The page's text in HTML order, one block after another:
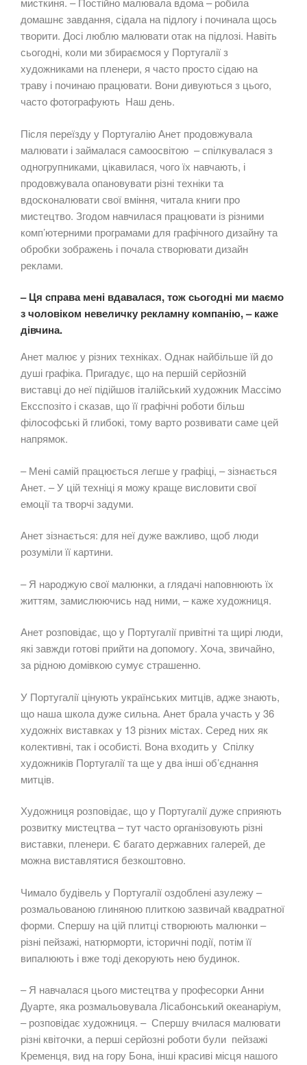
домашнє завдання, сідала на підлогу і починала щось
творити. Досі люблю малювати отак на підлозі. Навіть
сьогодні, коли ми збираємося у Португалії з
художниками на пленери, я часто просто сідаю на
траву і починаю працювати. Вони дивуються з цього,
часто фотографують Наш день.
Після переїзду у Португалію Анет продовжувала
малювати і займалася самоосвітою – спілкувалася з
одногрупниками, цікавилася, чого їх навчають, і
продовжувала опановувати різні техніки та
вдосконалювати свої вміння, читала книги про
мистецтво. Згодом навчилася працювати із різними
комп’ютерними програмами для графічного дизайну та
обробки зображень і почала створювати дизайн
реклами.
– Ця справа мені вдавалася, тож сьогодні ми маємо
з чоловіком невеличку рекламну компанію, – каже
дівчина.
Анет малює у різних техніках. Однак найбільше їй до
душі графіка. Пригадує, що на першій серйозній
виставці до неї підійшов італійський художник Массімо
Ексспозіто і сказав, що її графічні роботи більш
філософські й глибокі, тому варто розвивати саме цей
напрямок.
– Мені самій працюється легше у графіці, – зізнається
Анет. – У цій техніці я можу краще висловити свої
емоції та творчі задуми.
Анет зізнається: для неї дуже важливо, щоб люди
розуміли її картини.
– Я народжую свої малюнки, а глядачі наповнюють їх
життям, замислюючись над ними, – каже художниця.
Анет розповідає, що у Португалії привітні та щирі люди,
які завжди готові прийти на допомогу. Хоча, звичайно,
за рідною домівкою сумує страшенно.
У Португалії цінують українських митців, адже знають,
що наша школа дуже сильна. Анет брала участь у 36
художніх виставках у 13 різних містах. Серед них як
колективні, так і особисті. Вона входить у Спілку
художників Португалії та ще у два інші об’єднання
митців.
Художниця розповідає, що у Португалії дуже сприяють
розвитку мистецтва – тут часто організовують різні
виставки, пленери. Є багато державних галерей, де
можна виставлятися безкоштовно.
Чимало будівель у Португалії оздоблені азулежу –
розмальованою глиняною плиткою зазвичай квадратної
форми. Спершу на цій плитці створюють малюнки –
різні пейзажі, натюрморти, історичні події, потім її
випалюють і вже тоді декорують нею будинок.
– Я навчалася цього мистецтва у професорки Анни
Дуарте, яка розмальовувала Лісабонський океанаріум,
– розповідає художниця. – Спершу вчилася малювати
різні квіточки, а перші серйозні роботи були пейзажі
Кременця, вид на гору Бона, інші красиві місця нашого